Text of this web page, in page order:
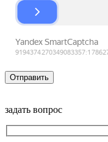
задать вопрос